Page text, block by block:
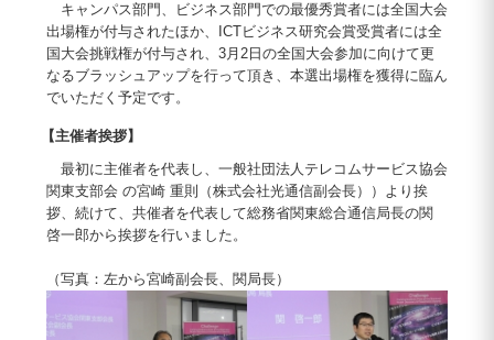
キャンパス部門、ビジネス部門での最優秀賞者には全国大会
出場権が付与されたほか、ICTビジネス研究会賞受賞者には全
国大会挑戦権が付与され、3月2日の全国大会参加に向けて更
なるブラッシュアップを行って頂き、本選出場権を獲得に臨ん
でいただく予定です。
【主催者挨拶】
最初に主催者を代表し、一般社団法人テレコムサービス協会
関東支部会 の宮崎 重則（株式会社光通信副会長））より挨
拶、続けて、共催者を代表して総務省関東総合通信局長の関
啓一郎から挨拶を行いました。
（写真：左から宮崎副会長、関局長）